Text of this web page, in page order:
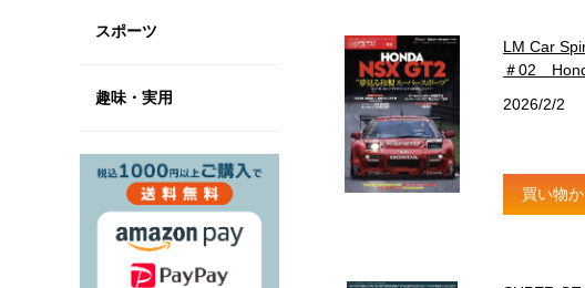
スポーツ
趣味・実用
LM Car
＃02
2026/2/2
買い物